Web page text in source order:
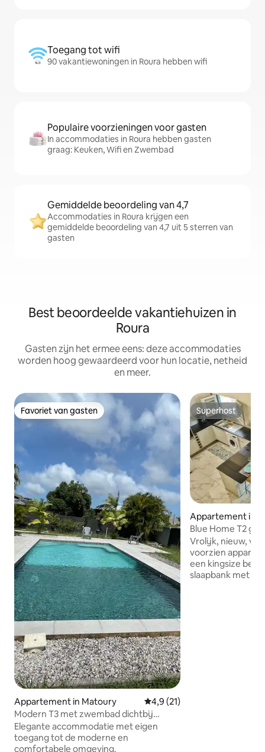
Toegang tot wifi
90 vakantiewoningen in Roura hebben wifi
Populaire voorzieningen voor gasten
In accommodaties in Roura hebben gasten
graag: Keuken, Wifi en Zwembad
Gemiddelde beoordeling van 4,7
Accommodaties in Roura krijgen een
gemiddelde beoordeling van 4,7 uit 5 sterren van
gasten
Best beoordeelde vakantiehuizen in
Roura
Gasten zijn het ermee eens: deze accommodaties
worden hoog gewaardeerd voor hun locatie, netheid
en meer.
Favoriet van gasten
Favoriet van gasten
Appartement in Matoury Gemiddelde beoordeling van
4,9 (21)
Modern T3 met zwembad dichtbij
Family Plaza
Elegante accommodatie met eigen
toegang tot de moderne en
comfortabele omgeving.
Superhost
Superhost
Appartement in
Blue Home T2 gemeubileerde
huurwoning 3
Vrolijk, nieuw,
voorzien
een kingsize bed
slaapbank met